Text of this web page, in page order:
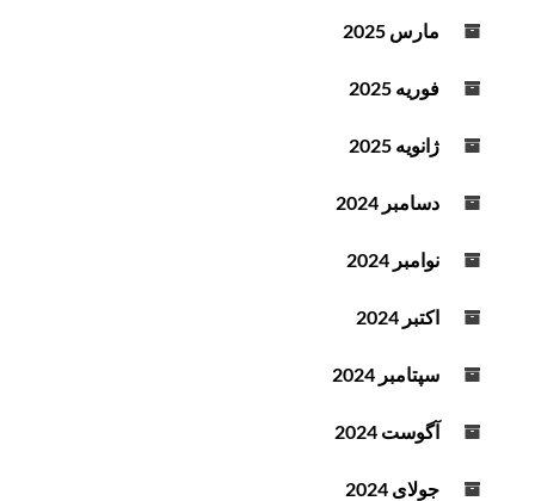
مارس 2025
فوریه 2025
ژانویه 2025
دسامبر 2024
نوامبر 2024
اکتبر 2024
سپتامبر 2024
آگوست 2024
جولای 2024